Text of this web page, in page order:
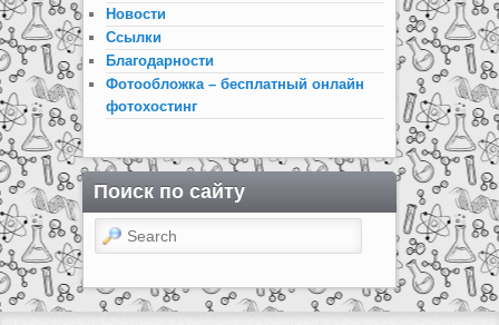
Новости
Ссылки
Благодарности
Фотообложка – бесплатный онлайн
фотохостинг
Поиск по сайту
Search